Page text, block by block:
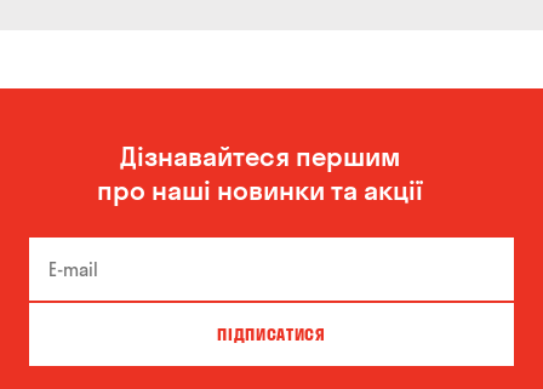
Дізнавайтеся першим
про наші новинки та акції
ПІДПИСАТИСЯ